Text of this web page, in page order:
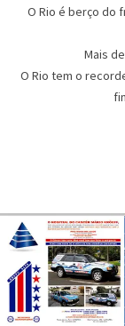
O Rio é berço do
Mais
O Rio tem o